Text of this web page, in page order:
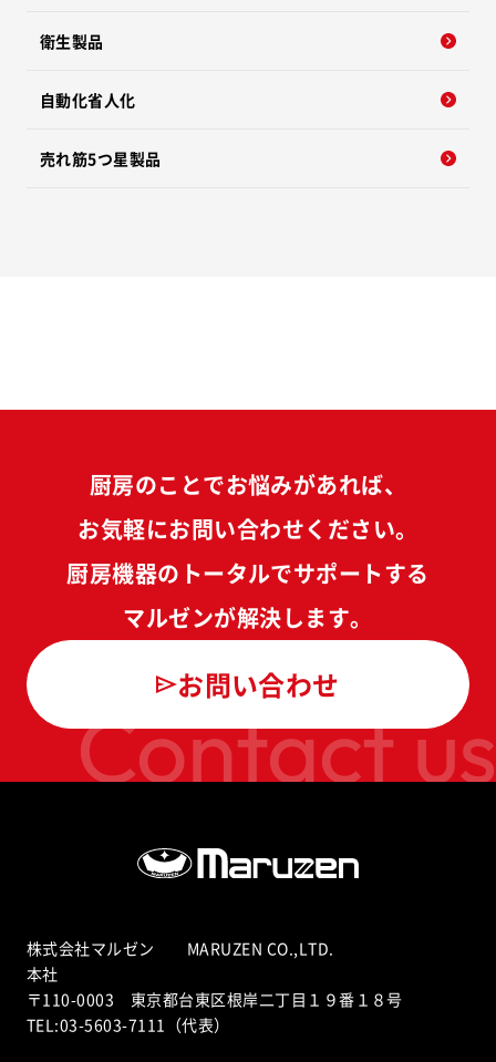
衛生製品
自動化省人化
売れ筋5つ星製品
Contact us
厨房のことでお悩みがあれば、
お気軽にお問い合わせください。
厨房機器のトータルでサポートする
マルゼンが解決します。
お問い合わせ
株式会社マルゼン MARUZEN CO.,LTD.
本社
〒110-0003 東京都台東区根岸二丁目１９番１８号
TEL:03-5603-7111（代表）